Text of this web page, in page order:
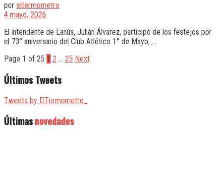
por eltermometro
4 mayo, 2026
El intendente de Lanús, Julián Álvarez, participó de los festejos por
el 73° aniversario del Club Atlético 1° de Mayo, ...
Page 1 of 25 1 2 … 25 Next
Últimos Tweets
Tweets by ElTermometro_
Últimasnovedades